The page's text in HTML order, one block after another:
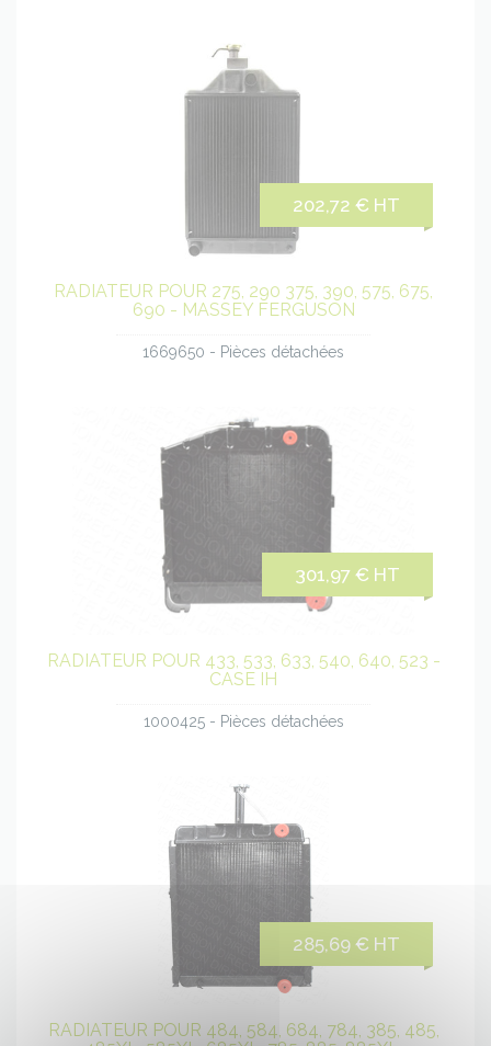
202,72 € HT
RADIATEUR POUR 275, 290 375, 390, 575, 675,
690 - MASSEY FERGUSON
1669650 - Pièces détachées
301,97 € HT
RADIATEUR POUR 433, 533, 633, 540, 640, 523 -
CASE IH
1000425 - Pièces détachées
285,69 € HT
RADIATEUR POUR 484, 584, 684, 784, 385, 485,